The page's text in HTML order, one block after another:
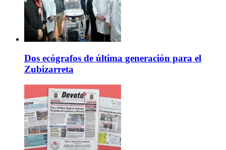
Dos ecógrafos de última generación para el
Zubizarreta